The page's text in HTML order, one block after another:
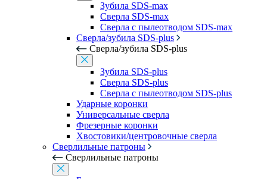
Зубила SDS-max
Сверла SDS-max
Сверла с пылеотводом SDS-max
Сверла/зубила SDS-plus
Сверла/зубила SDS-plus
Зубила SDS-plus
Сверла SDS-plus
Сверла с пылеотводом SDS-plus
Ударные коронки
Универсальные сверла
Фрезерные коронки
Хвостовики/центровочные сверла
Сверлильные патроны
Сверлильные патроны